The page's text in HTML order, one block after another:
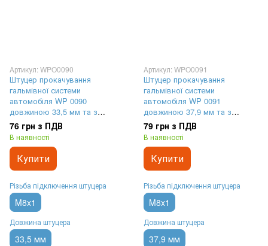
Артикул: WPO0090
Штуцер прокачування
гальмівної системи
автомобіля WP 0090
довжиною 33,5 мм та з
різьбленням M8x1
76 грн з ПДВ
В наявності
Купити
Різьба підключення штуцера
M8x1
Довжина штуцера
33,5 мм
Артикул: WPO0091
Штуцер прокачування
гальмівної системи
автомобіля WP 0091
довжиною 37,9 мм та з
різьбленням M8x1
79 грн з ПДВ
В наявності
Купити
Різьба підключення штуцера
M8x1
Довжина штуцера
37,9 мм